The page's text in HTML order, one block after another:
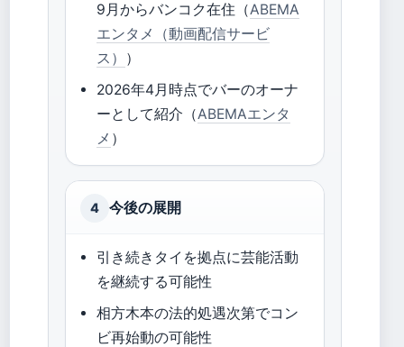
9月からバンコク在住（ABEMA
エンタメ（動画配信サービ
ス） ）
2026年4月時点でバーのオーナ
ーとして紹介（ABEMAエンタ
メ ）
4 今後の展開
引き続きタイを拠点に芸能活動
を継続する可能性
相方木本の法的処遇次第でコン
ビ再始動の可能性